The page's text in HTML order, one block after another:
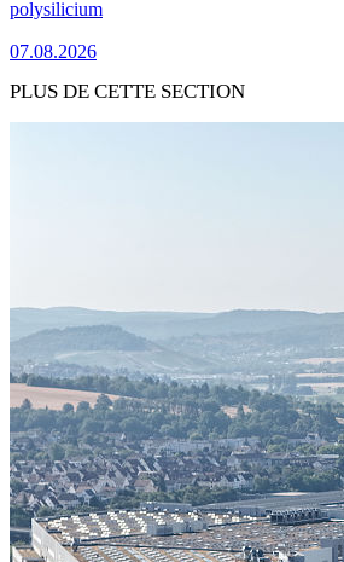
polysilicium
07.08.2026
PLUS DE CETTE SECTION